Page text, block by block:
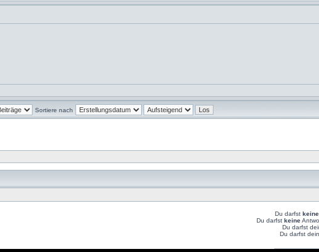
Sortiere nach
Du darfst keine
Du darfst keine
Du darfst
Du darfst